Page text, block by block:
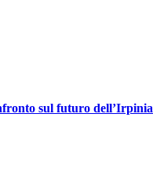
sul futuro dell’Irpinia